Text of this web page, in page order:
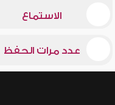
الاستماع
عدد مرات الحفظ